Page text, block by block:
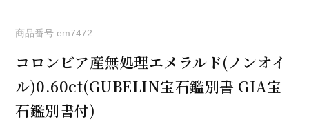
商品番号 em7472
コロンビア産無処理エメラルド(ノンオイ
ル)0.60ct(GUBELIN宝石鑑別書 GIA宝
石鑑別書付)